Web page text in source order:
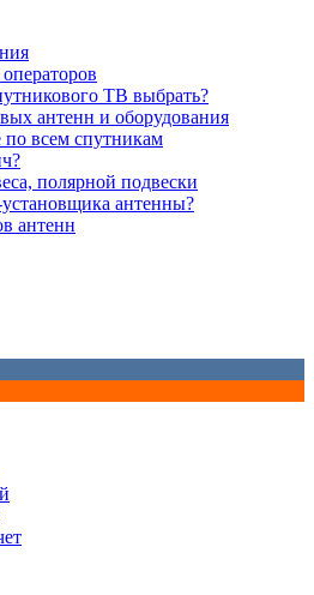
ТВ выбрать?
антенн и оборудования
всем спутникам
полярной подвески
антенны?
антенн